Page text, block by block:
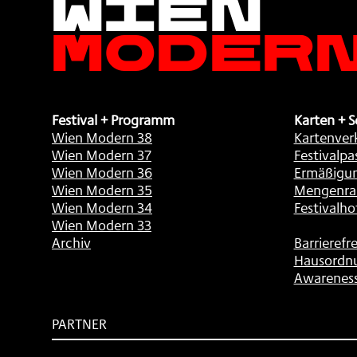
Festival + Programm
Wien Modern 38
Wien Modern 37
Wien Modern 36
Wien Modern 35
Wien Modern 34
Wien Modern 33
Archiv
Karten +
PARTNER